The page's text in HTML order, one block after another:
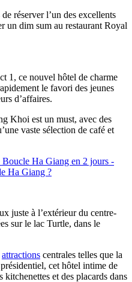
réserver l’un des excellents
un dim sum au restaurant Royal
1, ce nouvel hôtel de charme
le favori des jeunes
d’affaires.
Khoi est un must, avec des
vaste sélection de café et
Boucle Ha Giang en 2 jours -
Ha Giang ?
juste à l’extérieur du centre-
sur le lac Turtle, dans le
attractions centrales telles que la
cet hôtel intime de
kitchenettes et des placards dans